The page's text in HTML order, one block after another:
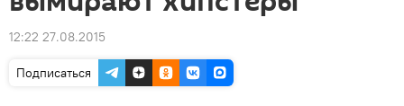
12:22 27.08.2015
Подписаться